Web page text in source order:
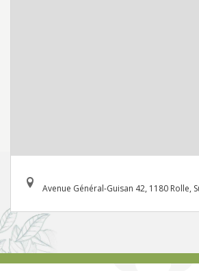
Avenue Général-Guisan 42, 1180 Rolle,